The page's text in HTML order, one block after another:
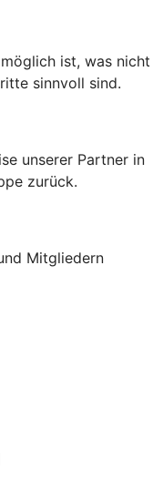
ist, was nicht
sinnvoll sind.
unserer Partner in
zurück.
Mitgliedern